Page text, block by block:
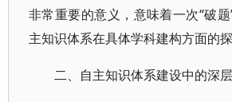
非常重要的意义，意味着一次“破
主知识体系在具体学科建构方面的探
二、自主知识体系建设中的深